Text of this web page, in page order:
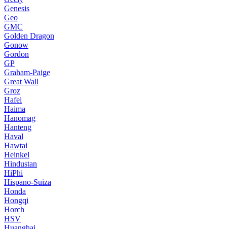
Genesis
Geo
GMC
Golden Dragon
Gonow
Gordon
GP
Graham-Paige
Great Wall
Groz
Hafei
Haima
Hanomag
Hanteng
Haval
Hawtai
Heinkel
Hindustan
HiPhi
Hispano-Suiza
Honda
Hongqi
Horch
HSV